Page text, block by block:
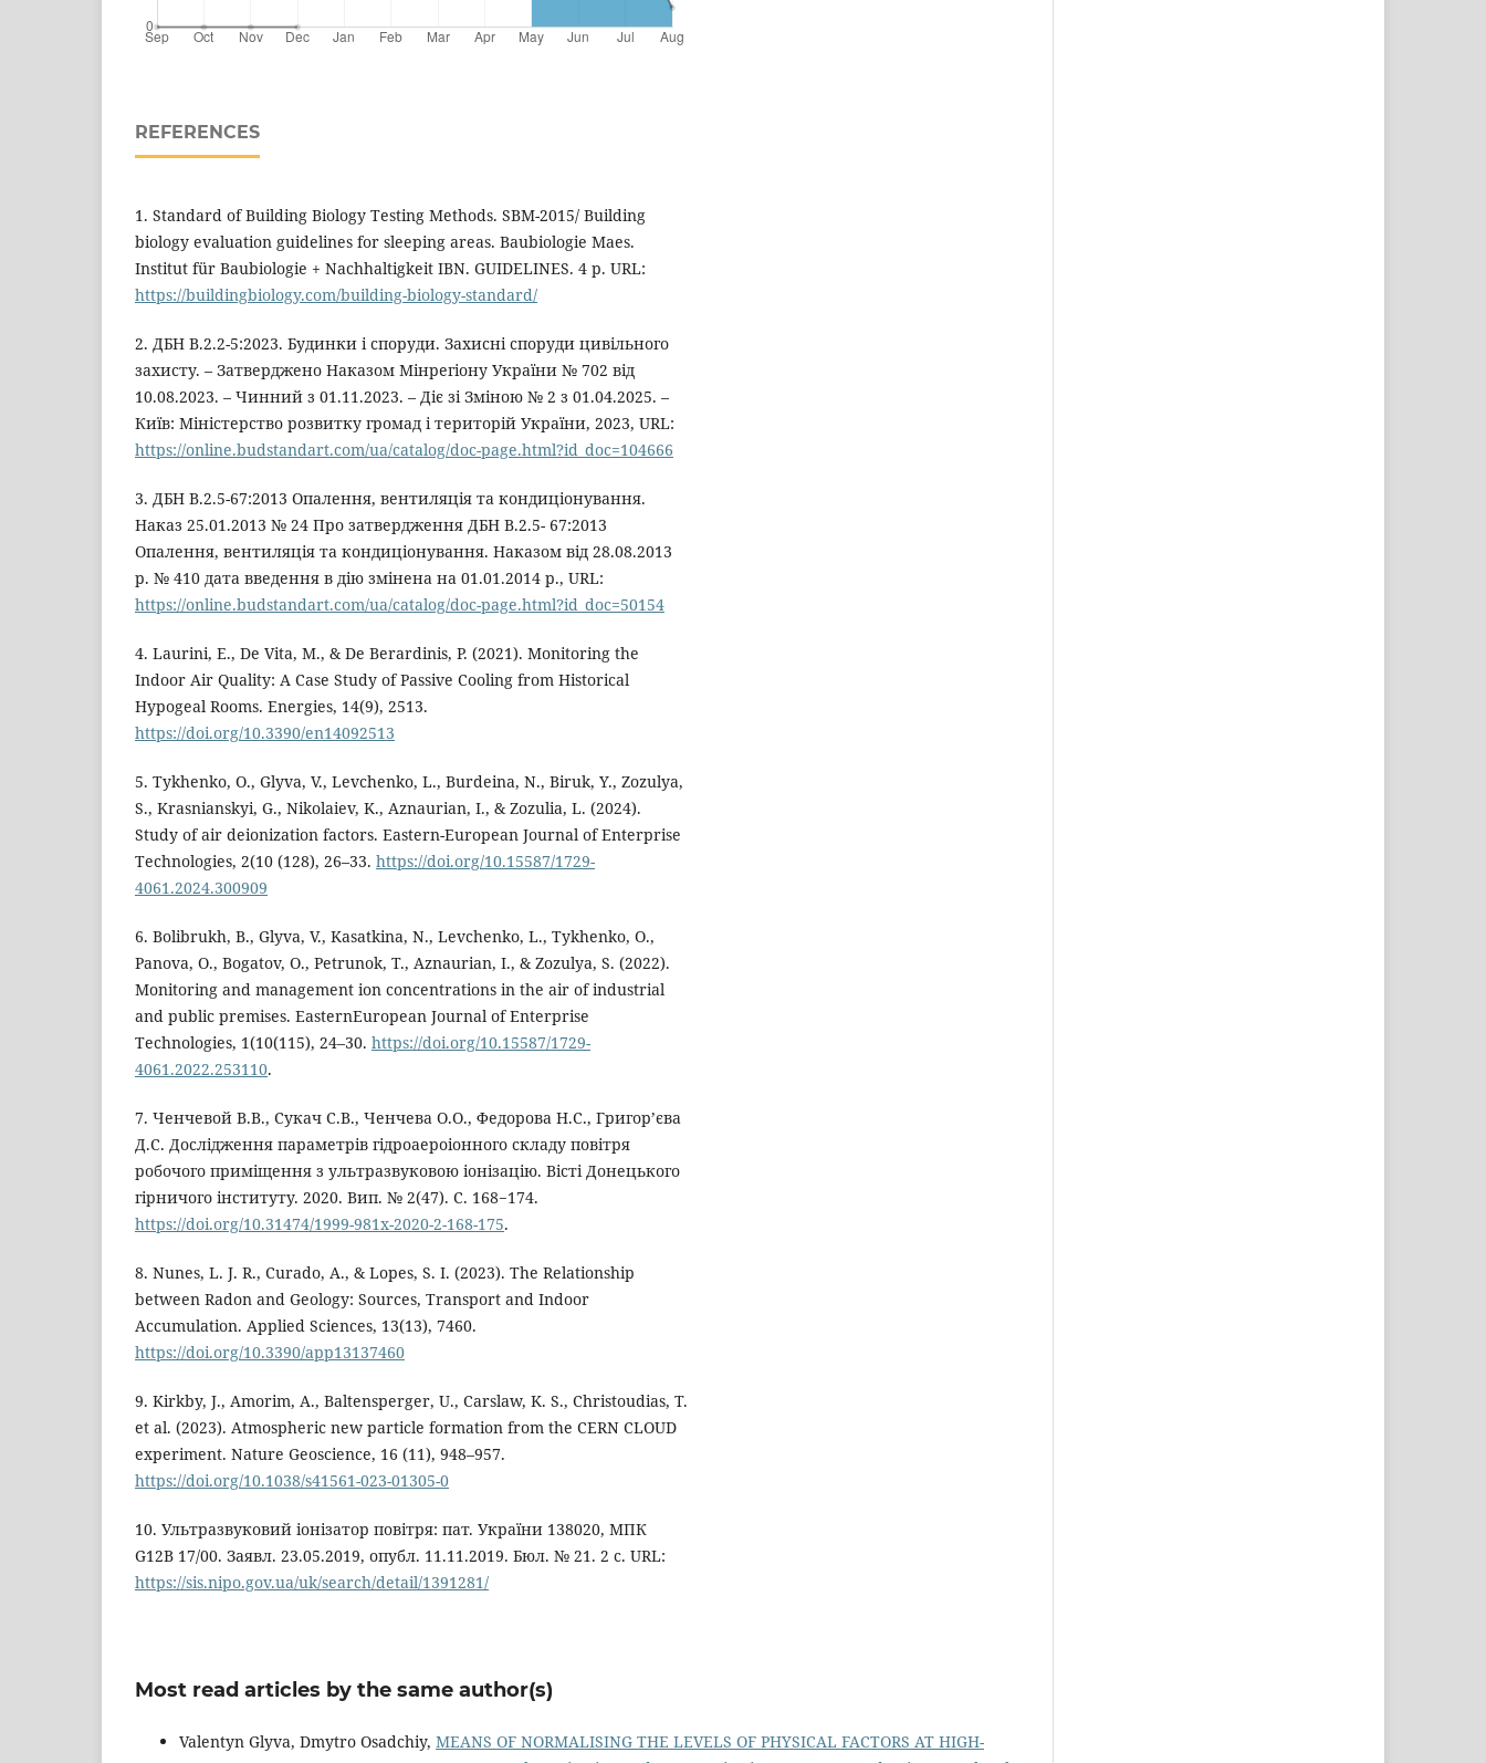
REFERENCES
1. Standard of Building Biology Testing Methods. SBM-2015/ Building
biology evaluation guidelines for sleeping areas. Baubiologie Maes.
Institut für Baubiologie + Nachhaltigkeit IBN. GUIDELINES. 4 p. URL:
https://buildingbiology.com/building-biology-standard/
2. ДБН В.2.2-5:2023. Будинки і споруди. Захисні споруди цивільного
захисту. – Затверджено Наказом Мінрегіону України № 702 від
10.08.2023. – Чинний з 01.11.2023. – Діє зі Зміною № 2 з 01.04.2025. –
Київ: Міністерство розвитку громад і територій України, 2023, URL:
https://online.budstandart.com/ua/catalog/doc-page.html?id_doc=104666
3. ДБН В.2.5-67:2013 Опалення, вентиляція та кондиціонування.
Наказ 25.01.2013 № 24 Про затвердження ДБН В.2.5- 67:2013
Опалення, вентиляція та кондиціонування. Наказом від 28.08.2013
р. № 410 дата введення в дію змінена на 01.01.2014 р., URL:
https://online.budstandart.com/ua/catalog/doc-page.html?id_doc=50154
4. Laurini, E., De Vita, M., & De Berardinis, P. (2021). Monitoring the
Indoor Air Quality: A Case Study of Passive Cooling from Historical
Hypogeal Rooms. Energies, 14(9), 2513.
https://doi.org/10.3390/en14092513
5. Tykhenko, O., Glyva, V., Levchenko, L., Burdeina, N., Biruk, Y., Zozulya,
S., Krasnianskyi, G., Nikolaiev, K., Aznaurian, I., & Zozulia, L. (2024).
Study of air deionization factors. Eastern-European Journal of Enterprise
Technologies, 2(10 (128), 26–33. https://doi.org/10.15587/1729-
4061.2024.300909
6. Bolibrukh, B., Glyva, V., Kasatkina, N., Levchenko, L., Tykhenko, O.,
Panova, O., Bogatov, O., Petrunok, T., Aznaurian, I., & Zozulya, S. (2022).
Monitoring and management ion concentrations in the air of industrial
and public premises. EasternEuropean Journal of Enterprise
Technologies, 1(10(115), 24–30. https://doi.org/10.15587/1729-
4061.2022.253110.
7. Ченчевой В.В., Сукач С.В., Ченчева О.О., Федорова Н.С., Григор’єва
Д.С. Дослідження параметрів гідроаероіонного складу повітря
робочого приміщення з ультразвуковою іонізацію. Вісті Донецького
гірничого інституту. 2020. Вип. № 2(47). С. 168−174.
https://doi.org/10.31474/1999-981x-2020-2-168-175.
8. Nunes, L. J. R., Curado, A., & Lopes, S. I. (2023). The Relationship
between Radon and Geology: Sources, Transport and Indoor
Accumulation. Applied Sciences, 13(13), 7460.
https://doi.org/10.3390/app13137460
9. Kirkby, J., Amorim, A., Baltensperger, U., Carslaw, K. S., Christoudias, T.
et al. (2023). Atmospheric new particle formation from the CERN CLOUD
experiment. Nature Geoscience, 16 (11), 948–957.
https://doi.org/10.1038/s41561-023-01305-0
10. Ультразвуковий іонізатор повітря: пат. України 138020, МПК
G12B 17/00. Заявл. 23.05.2019, опубл. 11.11.2019. Бюл. № 21. 2 с. URL:
https://sis.nipo.gov.ua/uk/search/detail/1391281/
Most read articles by the same author(s)
Valentyn Glyva, Dmytro Osadchiy, MEANS OF NORMALISING THE LEVELS OF PHYSICAL FACTORS AT HIGH-